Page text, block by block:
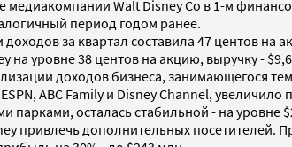
Walt Disney Co в 1-м
период годом ранее.
за квартал составила 47 центов на
уровне 38 центов на акцию, выручку -
доходов бизнеса, занимающегося
ABC Family и Disney Channel,
осталась стабильной - на уровне
привлечь дополнительных посетителей.